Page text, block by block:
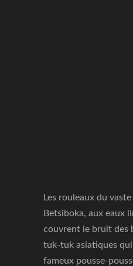
Les rouleaux du
Betsiboka, aux eaux
couvrent le bruit des
tuk-tuk asiatiques
fameux pousse-